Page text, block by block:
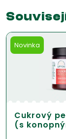
Novinka
Cukrový
(s